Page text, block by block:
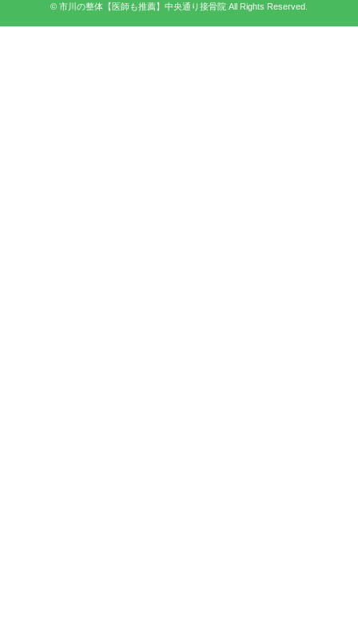
© 市川の整体【医師も推薦】中央通り接骨院 All Rights Reserved.